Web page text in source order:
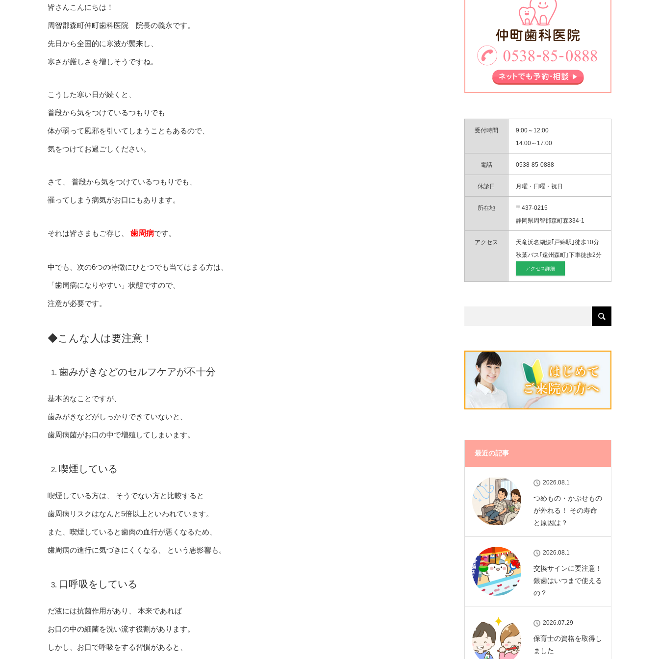
皆さんこんにちは！
周智郡森町仲町歯科医院 院長の義永です。
先日から全国的に寒波が襲来し、
寒さが厳しさを増しそうですね。
こうした寒い日が続くと、
普段から気をつけているつもりでも
体が弱って風邪を引いてしまうこともあるので、
気をつけてお過ごしください。
さて、 普段から気をつけているつもりでも、
罹ってしまう病気がお口にもあります。
それは皆さまもご存じ、 歯周病です。
中でも、次の6つの特徴にひとつでも当てはまる方は、
「歯周病になりやすい」状態ですので、
注意が必要です。
◆こんな人は要注意！
歯みがきなどのセルフケアが不十分
基本的なことですが、
歯みがきなどがしっかりできていないと、
歯周病菌がお口の中で増殖してしまいます。
喫煙している
喫煙している方は、 そうでない方と比較すると
歯周病リスクはなんと5倍以上といわれています。
また、喫煙していると歯肉の血行が悪くなるため、
歯周病の進行に気づきにくくなる、 という悪影響も。
口呼吸をしている
だ液には抗菌作用があり、 本来であれば
お口の中の細菌を洗い流す役割があります。
しかし、お口で呼吸をする習慣があると、
受付時間
9:00～12:00
14:00～17:00
電話 0538-85-0888
休診日 月曜・日曜・祝日
所在地
〒437-0215
静岡県周智郡森町森334-1
アクセス
天竜浜名湖線｢戸綿駅｣徒歩10分
秋葉バス｢遠州森町｣下車徒歩2分
アクセス詳細
最近の記事
2026.08.1
つめもの・かぶせもの
が外れる！ その寿命
と原因は？
2026.08.1
交換サインに要注意！
銀歯はいつまで使える
の？
2026.07.29
保育士の資格を取得し
ました